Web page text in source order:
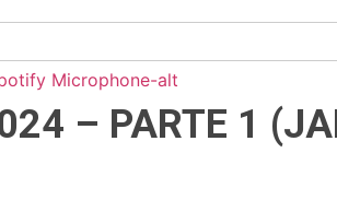
Microphone-alt
– PARTE 1